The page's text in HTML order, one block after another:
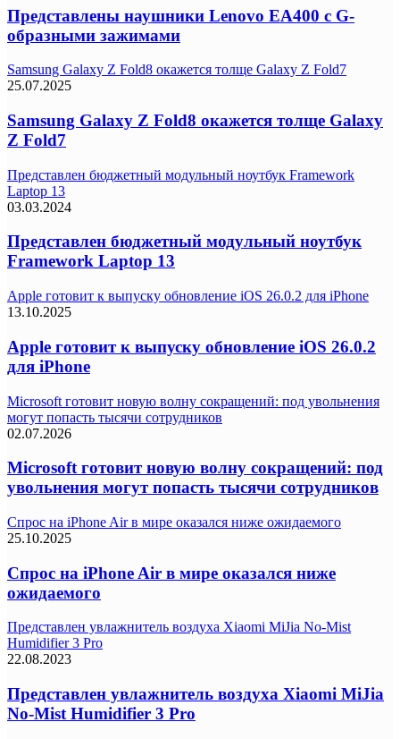
Представлены наушники Lenovo EA400 с G-
образными зажимами
Samsung Galaxy Z Fold8 окажется толще Galaxy Z Fold7
25.07.2025
Samsung Galaxy Z Fold8 окажется толще Galaxy
Z Fold7
Представлен бюджетный модульный ноутбук Framework
Laptop 13
03.03.2024
Представлен бюджетный модульный ноутбук
Framework Laptop 13
Apple готовит к выпуску обновление iOS 26.0.2 для iPhone
13.10.2025
Apple готовит к выпуску обновление iOS 26.0.2
для iPhone
Microsoft готовит новую волну сокращений: под увольнения
могут попасть тысячи сотрудников
02.07.2026
Microsoft готовит новую волну сокращений: под
увольнения могут попасть тысячи сотрудников
Спрос на iPhone Air в мире оказался ниже ожидаемого
25.10.2025
Спрос на iPhone Air в мире оказался ниже
ожидаемого
Представлен увлажнитель воздуха Xiaomi MiJia No-Mist
Humidifier 3 Pro
22.08.2023
Представлен увлажнитель воздуха Xiaomi MiJia
No-Mist Humidifier 3 Pro